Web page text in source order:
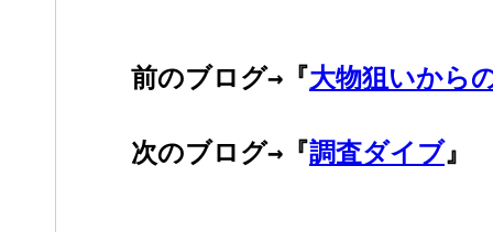
前のブログ→『大物狙いから
次のブログ→『調査ダイブ』